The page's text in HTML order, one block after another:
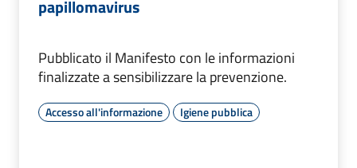
papillomavirus
Pubblicato il Manifesto con le informazioni
finalizzate a sensibilizzare la prevenzione.
Accesso all'informazione Igiene pubblica